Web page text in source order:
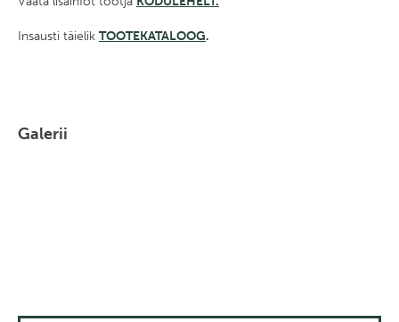
Insausti täielik TOOTEKATALOOG.
Galerii